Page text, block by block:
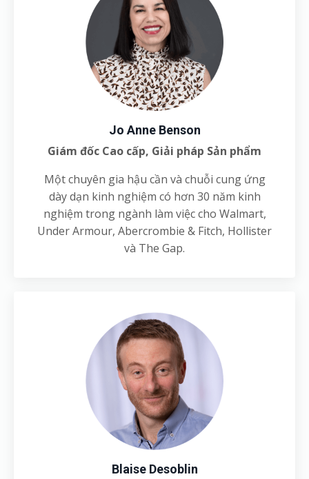
Jo Anne Benson
Giám đốc Cao cấp, Giải pháp Sản phẩm
Một chuyên gia hậu cần và chuỗi cung ứng
dày dạn kinh nghiệm có hơn 30 năm kinh
nghiệm trong ngành làm việc cho Walmart,
Under Armour, Abercrombie & Fitch, Hollister
và The Gap.
Blaise Desoblin